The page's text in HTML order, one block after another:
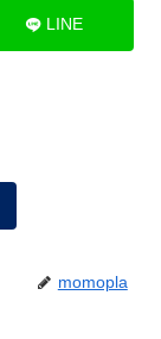
LINE
momopla